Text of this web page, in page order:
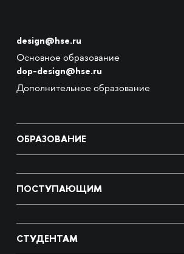
design@hse.ru
Основное образование
dop-design@hse.ru
Дополнительное образование
ОБРАЗОВАНИЕ
ПОСТУПАЮЩИМ
СТУДЕНТАМ